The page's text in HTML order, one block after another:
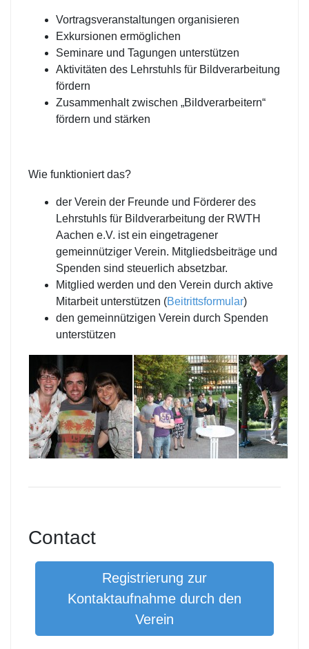
Vortragsveranstaltungen organisieren
Exkursionen ermöglichen
Seminare und Tagungen unterstützen
Aktivitäten des Lehrstuhls für Bildverarbeitung
fördern
Zusammenhalt zwischen „Bildverarbeitern“
fördern und stärken
Wie funktioniert das?
der Verein der Freunde und Förderer des
Lehrstuhls für Bildverarbeitung der RWTH
Aachen e.V. ist ein eingetragener
gemeinnütziger Verein. Mitgliedsbeiträge und
Spenden sind steuerlich absetzbar.
Mitglied werden und den Verein durch aktive
Mitarbeit unterstützen (Beitrittsformular)
den gemeinnützigen Verein durch Spenden
unterstützen
Contact
Registrierung zur
Kontaktaufnahme durch den
Verein